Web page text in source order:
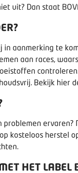
uit? Dan staat
in aanmerking te
aan races,
Bekijk hier
kosteloos herstel
HET LABEL